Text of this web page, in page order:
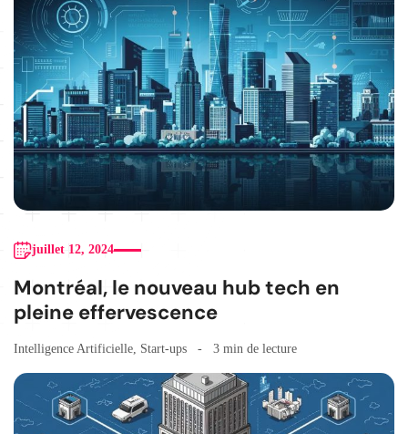
juillet 12, 2024
Montréal, le nouveau hub tech en
pleine effervescence
Intelligence Artificielle, Start-ups 3 min de lecture